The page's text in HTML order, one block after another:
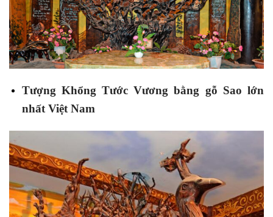
Tượng Khổng Tước Vương bằng gỗ Sao lớn
nhất Việt Nam